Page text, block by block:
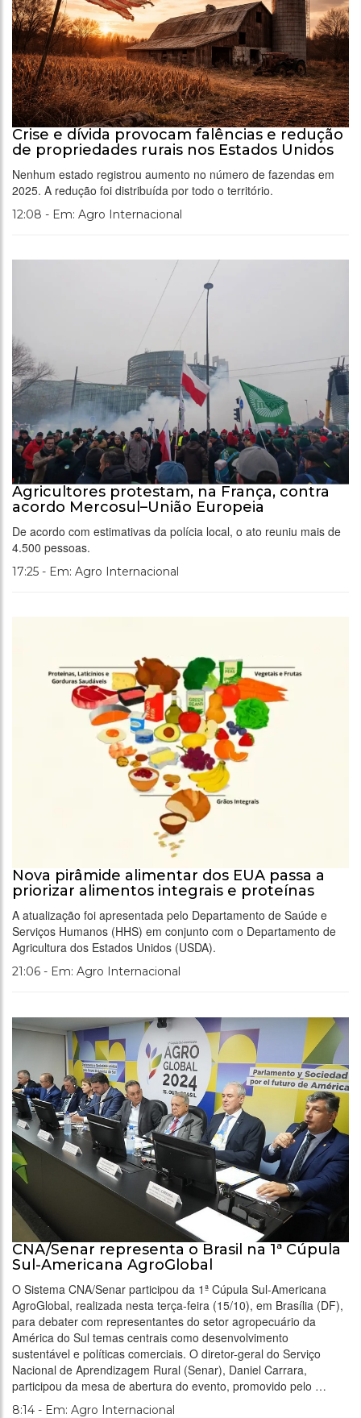
Crise e dívida provocam falências e redução
de propriedades rurais nos Estados Unidos
Nenhum estado registrou aumento no número de fazendas em
2025. A redução foi distribuída por todo o território.
12:08 - Em: Agro Internacional
Agricultores protestam, na França, contra
acordo Mercosul–União Europeia
De acordo com estimativas da polícia local, o ato reuniu mais de
4.500 pessoas.
17:25 - Em: Agro Internacional
Nova pirâmide alimentar dos EUA passa a
priorizar alimentos integrais e proteínas
A atualização foi apresentada pelo Departamento de Saúde e
Serviços Humanos (HHS) em conjunto com o Departamento de
Agricultura dos Estados Unidos (USDA).
21:06 - Em: Agro Internacional
CNA/Senar representa o Brasil na 1ª Cúpula
Sul-Americana AgroGlobal
O Sistema CNA/Senar participou da 1ª Cúpula Sul-Americana
AgroGlobal, realizada nesta terça-feira (15/10), em Brasília (DF),
para debater com representantes do setor agropecuário da
América do Sul temas centrais como desenvolvimento
sustentável e políticas comerciais. O diretor-geral do Serviço
Nacional de Aprendizagem Rural (Senar), Daniel Carrara,
participou da mesa de abertura do evento, promovido pelo …
8:14 - Em: Agro Internacional